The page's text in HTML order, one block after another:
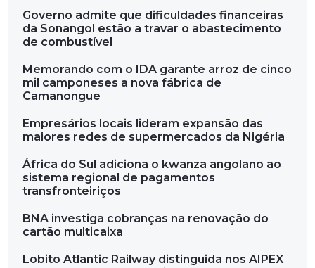
Governo admite que dificuldades financeiras
da Sonangol estão a travar o abastecimento
de combustível
Memorando com o IDA garante arroz de cinco
mil camponeses a nova fábrica de
Camanongue
Empresários locais lideram expansão das
maiores redes de supermercados da Nigéria
África do Sul adiciona o kwanza angolano ao
sistema regional de pagamentos
transfronteiriços
BNA investiga cobranças na renovação do
cartão multicaixa
Lobito Atlantic Railway distinguida nos AIPEX